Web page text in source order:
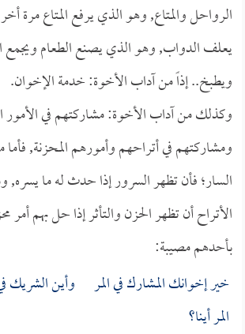
الرواحل والمتاع, وهو الذي يرفع المتاع مرة
يعلف الدواب, وهو الذي يصنع الطعام
ويطبخ.. إذاً من آداب الأخوة: خدمة الإخوان.
وكذلك من آداب الأخوة: مشاركتهم في الأمور
ومشاركتهم في أتراحهم وأمورهم المحزنة, فأما
السار؛ فأن تظهر السرور إذا حدث له ما يسره,
الأتراح أن تظهر الحزن والتأثر إذا حل بهم أمر
بأحدهم مصيبة:
خير إخوانك المشارك في المر وأين الشريك
المر أينا؟